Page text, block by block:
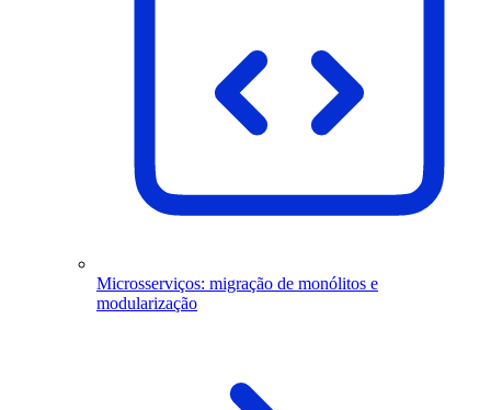
Microsserviços: migração de monólitos e
modularização